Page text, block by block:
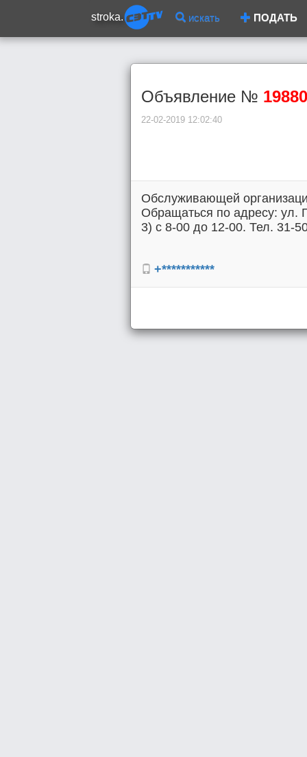
stroka. искать ПОДАТЬ
Объявление № 19880
22-02-2019 12:02:40
Обслуживающей
Обращаться по адресу: ул.
3) с 8-00 до 12-00. Тел. 31-
+***********